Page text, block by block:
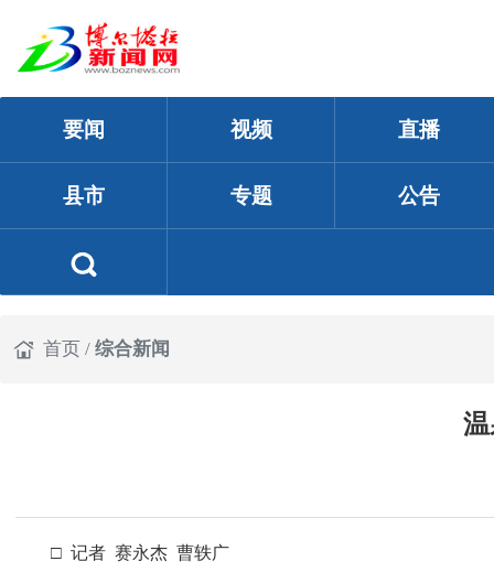
要闻 视频 直播
县市 专题 公告
首页/综合新闻
□ 记者 赛永杰 曹轶广